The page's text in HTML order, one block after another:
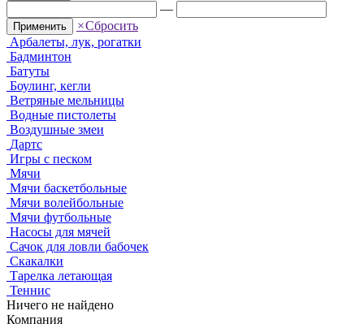
—
Применить ×Сбросить
Арбалеты, лук, рогатки
Бадминтон
Батуты
Боулинг, кегли
Ветряные мельницы
Водные пистолеты
Воздушные змеи
Дартс
Игры с песком
Мячи
Мячи баскетбольные
Мячи волейбольные
Мячи футбольные
Насосы для мячей
Сачок для ловли бабочек
Скакалки
Тарелка летающая
Теннис
Ничего не найдено
Компания